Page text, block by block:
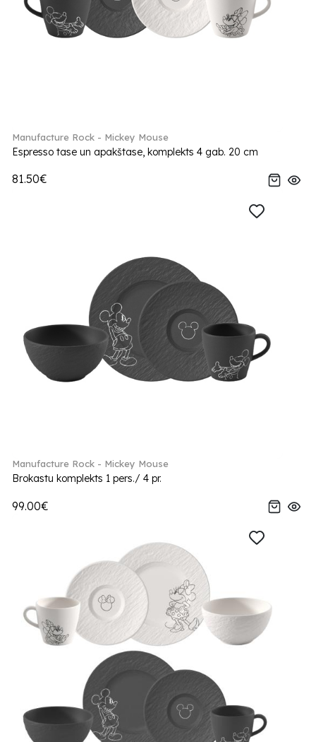
Manufacture Rock - Mickey Mouse
Espresso tase un apakštase, komplekts 4 gab. 20 cm
81.50€
Manufacture Rock - Mickey Mouse
Brokastu komplekts 1 pers./ 4 pr.
99.00€